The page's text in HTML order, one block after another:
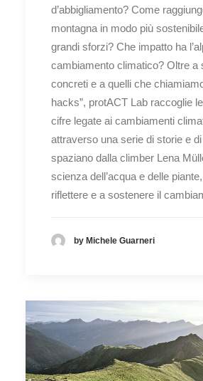
d’abbigliamento? Come
montagna in modo più
grandi sforzi? Che impatto ha
cambiamento climatico? Oltre a
concreti e a quelli che
hacks”, protACT Lab raccoglie
cifre legate ai cambiamenti
attraverso una serie di storie e
spaziano dalla climber Lena
scienza dell’acqua e delle
riflettere e a sostenere il
by Michele Guarneri